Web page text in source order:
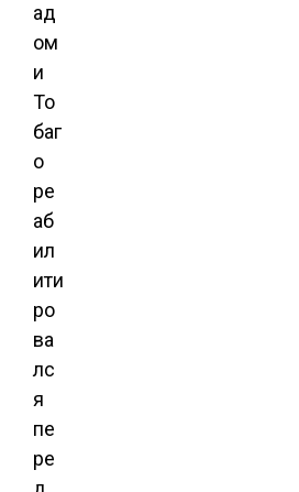
ад
ом
и
То
баг
о
ре
аб
ил
ити
ро
ва
лс
я
пе
ре